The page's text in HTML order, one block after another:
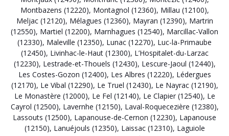
Montbazens (12220), Montagnol (12360), Millau (12100),
Meljac (12120), Mélagues (12360), Mayran (12390), Martrin
(12550), Martiel (12200), Marnhagues (12540), Marcillac-Vallon
(12330), Maleville (12350), Lunac (12270), Luc-la-Primaube
(12450), Livinhac-le-Haut (12300), L’Hospitalet-du-Larzac
(12230), Lestrade-et-Thouels (12430), Lescure-Jaoul (12440),
Les Costes-Gozon (12400), Les Albres (12220), Lédergues
(12170), Le Vibal (12290), Le Truel (12430), Le Nayrac (12190),
Le Monastère (12000), Le Fel (12140), Le Clapier (12540), Le
Cayrol (12500), Lavernhe (12150), Laval-Roquecezière (12380),
Lassouts (12500), Lapanouse-de-Cernon (12230), Lapanouse
(12150), Lanuéjouls (12350), Laissac (12310), Laguiole